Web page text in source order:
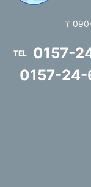
〒
TEL 0157-
0157-